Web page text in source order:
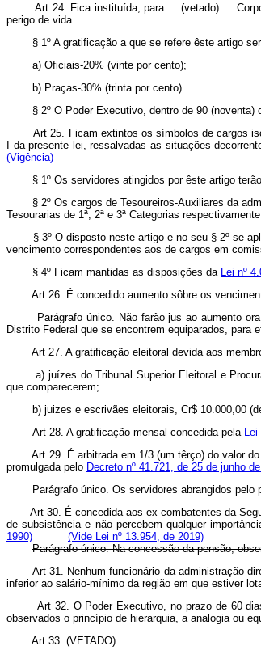
Art 24. Fica instituída, para ... (vetado) ...
perigo de vida.
§ 1º A gratificação a que se refere êste artigo
a) Oficiais-20% (vinte por cento);
b) Praças-30% (trinta por cento).
§ 2º O Poder Executivo, dentro de 90 (noventa)
Art 25. Ficam extintos os símbolos de cargos
I da presente lei, ressalvadas as situações
(Vigência)
§ 1º Os servidores atingidos por êste artigo
§ 2º Os cargos de Tesoureiros-Auxiliares da
Tesourarias de 1ª, 2ª e 3ª Categorias
§ 3º O disposto neste artigo e no seu § 2º se
vencimento correspondentes aos de cargos em
§ 4º Ficam mantidas as disposições da Lei nº
Art 26. É concedido aumento sôbre os
Parágrafo único. Não farão jus ao aumento ora
Distrito Federal que se encontrem equiparados,
Art 27. A gratificação eleitoral devida aos
a) juízes do Tribunal Superior Eleitoral e
que comparecerem;
b) juizes e escrivães eleitorais, Cr$ 10.000,00
Art 28. A gratificação mensal concedida pela
Art 29. É arbitrada em 1/3 (um têrço) do valor
promulgada pelo Decreto nº 41.721, de 25 de junho
Parágrafo único. Os servidores abrangidos pelo
Art 30. É concedida aos ex-combatentes da
de subsistência e não percebem qualquer
1990)
(Vide Lei nº 13.954, de 2019)
Parágrafo único. Na concessão da pensão,
Art 31. Nenhum funcionário da administração
inferior ao salário-mínimo da região em que estiver
Art 32. O Poder Executivo, no prazo de 60
observados o princípio de hierarquia, a analogia ou
Art 33. (VETADO).